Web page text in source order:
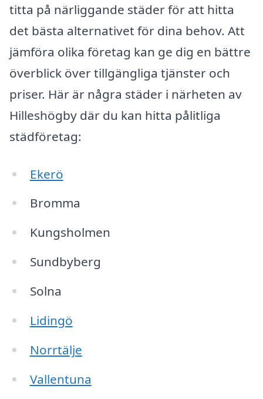
titta på närliggande städer för att hitta
det bästa alternativet för dina behov. Att
jämföra olika företag kan ge dig en bättre
överblick över tillgängliga tjänster och
priser. Här är några städer i närheten av
Hilleshögby där du kan hitta pålitliga
städföretag:
Ekerö
Bromma
Kungsholmen
Sundbyberg
Solna
Lidingö
Norrtälje
Vallentuna